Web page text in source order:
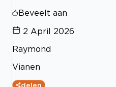
Beveelt aan
2 April 2026
Raymond
Vianen
delen